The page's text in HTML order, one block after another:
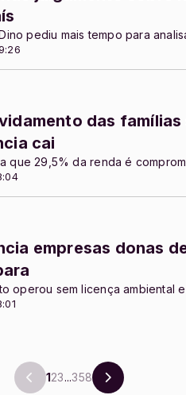
pediu mais tempo para
das
cai
que 29,5% da renda é
empresas donas
operou sem licença ambiental
123...358